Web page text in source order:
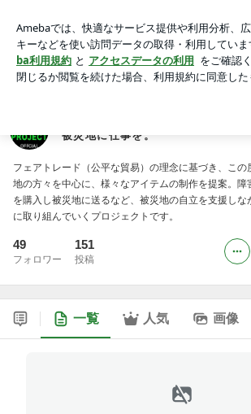
仕事を。アプリをダウンロードして ブログの更新通知
を
ょう。
被災地に仕事を。
フェアトレード（公平な貿易）の理念に基づき、この
地の方々を中心に、様々なアイテムの制作を提案。障
を購入し被災地に送るなど、被災地の自立を支援し
に取り組んでいくプロジェクトです。
49
フォロワー
151
投稿
一覧 人気 画像